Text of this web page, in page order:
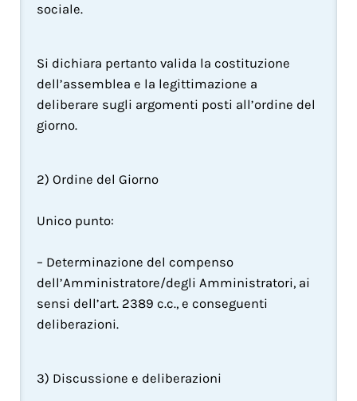
sociale.
Si dichiara pertanto valida la costituzione
dell’assemblea e la legittimazione a
deliberare sugli argomenti posti all’ordine del
giorno.
2) Ordine del Giorno
Unico punto:
– Determinazione del compenso
dell’Amministratore/degli Amministratori, ai
sensi dell’art. 2389 c.c., e conseguenti
deliberazioni.
3) Discussione e deliberazioni